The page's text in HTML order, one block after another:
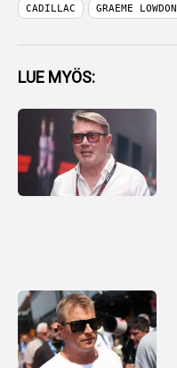
CADILLAC GRAEME LOWDON
LUE MYÖS: